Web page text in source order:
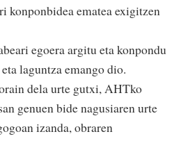
konponbidea ematea exigitzen
egoera argitu eta konpondu
laguntza emango dio.
dela urte gutxi, AHTko
genuen bide nagusiaren urte
izanda, obraren